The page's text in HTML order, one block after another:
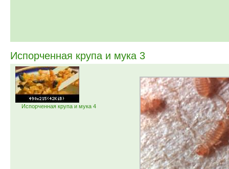
Испорченная крупа и мука 3
Испорченная крупа и мука 4